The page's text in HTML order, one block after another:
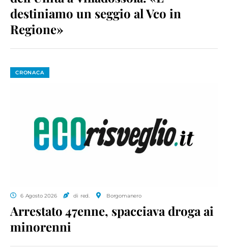
destiniamo un seggio al Vco in
Regione»
CRONACA
6 Agosto 2026 di red. Borgomanero
Arrestato 47enne, spacciava droga ai
minorenni